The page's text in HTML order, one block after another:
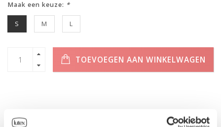
Maak een keuze: *
S M L
TOEVOEGEN AAN WINKELWAGEN